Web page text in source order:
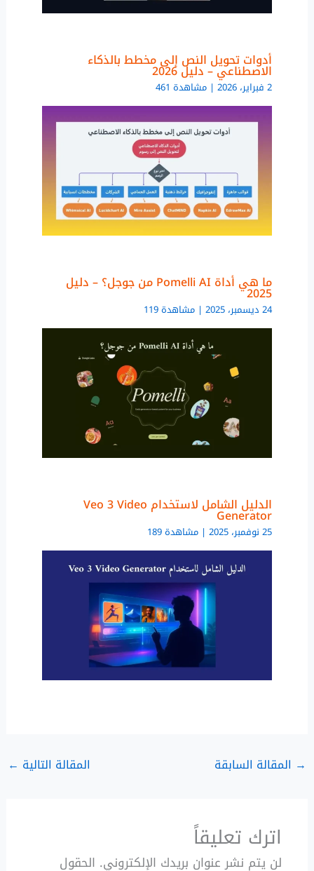
أدوات تحويل النص إلى مخطط بالذكاء
الاصطناعي – دليل 2026
2 فبراير، 2026 | مشاهدة 461
ما هي أداة Pomelli AI من جوجل؟ – دليل
2025
24 ديسمبر، 2025 | مشاهدة 119
الدليل الشامل لاستخدام Veo 3 Video
Generator
25 نوفمبر، 2025 | مشاهدة 189
→ المقالة السابقة المقالة التالية ←
اترك تعليقاً
لن يتم نشر عنوان بريدك الإلكتروني. الحقول